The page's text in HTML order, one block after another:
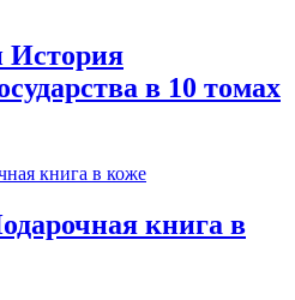
История
в 10 томах
книга в